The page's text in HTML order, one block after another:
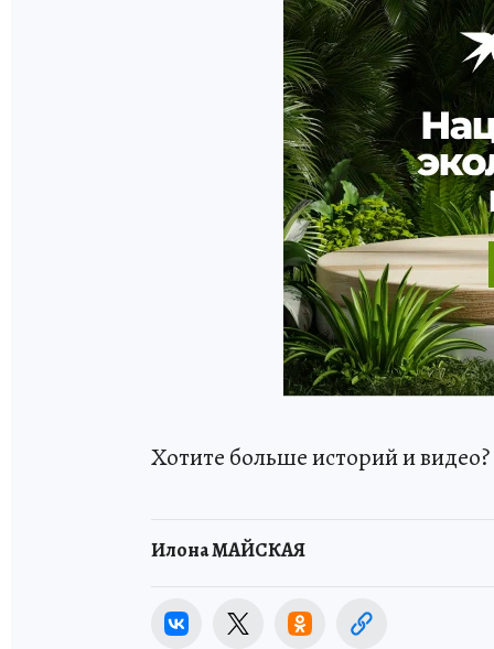
Хотите больше историй и
Илона МАЙСКАЯ